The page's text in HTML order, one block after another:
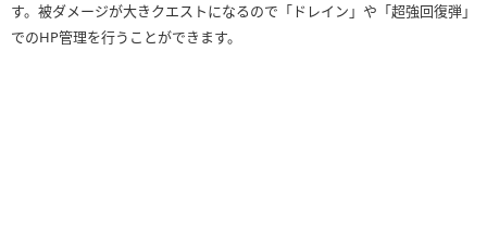
す。被ダメージが大きクエストになるので「ドレイン」や「超強回復弾」
でのHP管理を行うことができます。